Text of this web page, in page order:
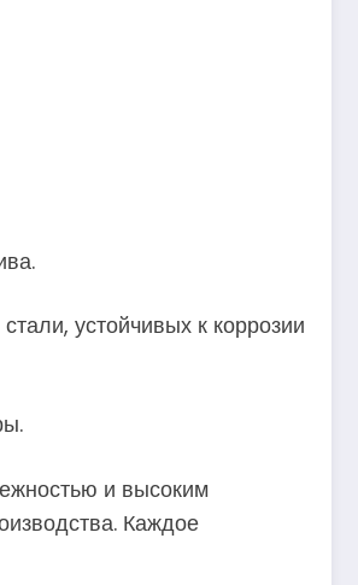
устойчивых к коррозии
и высоким
Каждое